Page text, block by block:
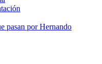
pasan por Hernando